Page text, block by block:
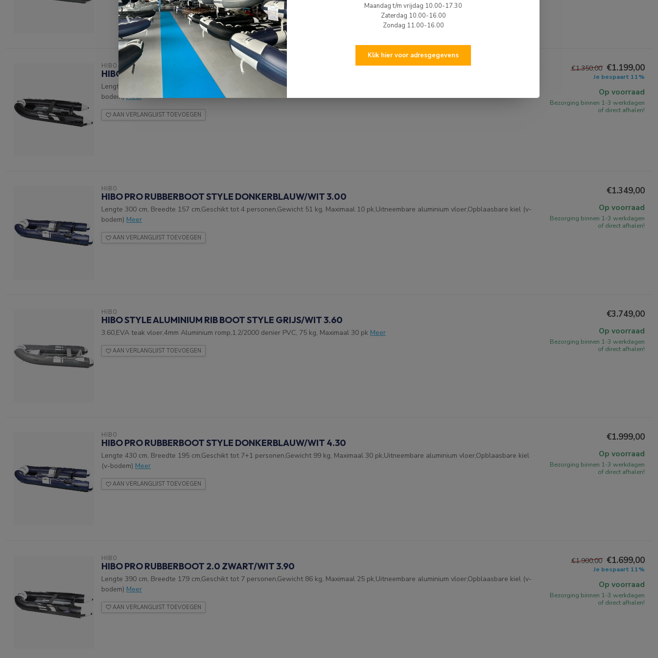
HIBO
HIBO PRO RUBBERBOOT 2.0 ZWART/WIT 2.70
Lengte 270 cm, Breedte 157 cm,Geschikt tot 4 personen,Gewicht 51 kg, Maximaal 10 pk,Uitneembare aluminium vloer,Opblaasbare kiel (v-
bodem) Meer
AAN VERLANGLIJST TOEVOEGEN
€1.350,00 €1.199,00
Je bespaart 11%
Op voorraad
Bezorging binnen 1-3 werkdagen
of direct afhalen!
HIBO
HIBO PRO RUBBERBOOT STYLE DONKERBLAUW/WIT 3.00
Lengte 300 cm, Breedte 157 cm,Geschikt tot 4 personen,Gewicht 51 kg, Maximaal 10 pk,Uitneembare aluminium vloer,Opblaasbare kiel (v-
bodem) Meer
AAN VERLANGLIJST TOEVOEGEN
€1.349,00
Op voorraad
Bezorging binnen 1-3 werkdagen
of direct afhalen!
HIBO
HIBO STYLE ALUMINIUM RIB BOOT STYLE GRIJS/WIT 3.60
3.60,EVA teak vloer,4mm Aluminium romp,1.2/2000 denier PVC, 75 kg, Maximaal 30 pk Meer
AAN VERLANGLIJST TOEVOEGEN
€3.749,00
Op voorraad
Bezorging binnen 1-3 werkdagen
of direct afhalen!
HIBO
HIBO PRO RUBBERBOOT STYLE DONKERBLAUW/WIT 4.30
Lengte 430 cm, Breedte 195 cm,Geschikt tot 7+1 personen,Gewicht 99 kg, Maximaal 30 pk,Uitneembare aluminium vloer,Opblaasbare kiel
(v-bodem) Meer
AAN VERLANGLIJST TOEVOEGEN
€1.999,00
Op voorraad
Bezorging binnen 1-3 werkdagen
of direct afhalen!
HIBO
HIBO PRO RUBBERBOOT 2.0 ZWART/WIT 3.90
Lengte 390 cm, Breedte 179 cm,Geschikt tot 7 personen,Gewicht 86 kg, Maximaal 25 pk,Uitneembare aluminium vloer,Opblaasbare kiel (v-
bodem) Meer
AAN VERLANGLIJST TOEVOEGEN
€1.900,00 €1.699,00
Je bespaart 11%
Op voorraad
Bezorging binnen 1-3 werkdagen
of direct afhalen!
Maandag t/m vrijdag 10.00-17.30
Zaterdag 10.00-16.00
Zondag 11.00-16.00
Klik hier voor adresgegevens